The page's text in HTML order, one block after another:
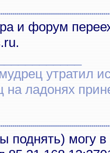
и форум
утратил
на ладонях
поднять) могу